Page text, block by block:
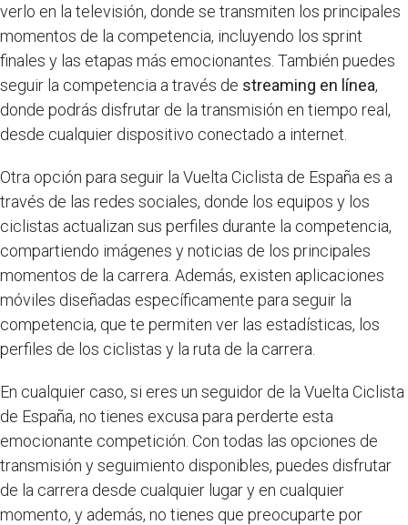
verlo en la televisión, donde se transmiten los principales
momentos de la competencia, incluyendo los sprint
finales y las etapas más emocionantes. También puedes
seguir la competencia a través de streaming en línea,
donde podrás disfrutar de la transmisión en tiempo real,
desde cualquier dispositivo conectado a internet.
Otra opción para seguir la Vuelta Ciclista de España es a
través de las redes sociales, donde los equipos y los
ciclistas actualizan sus perfiles durante la competencia,
compartiendo imágenes y noticias de los principales
momentos de la carrera. Además, existen aplicaciones
móviles diseñadas específicamente para seguir la
competencia, que te permiten ver las estadísticas, los
perfiles de los ciclistas y la ruta de la carrera.
En cualquier caso, si eres un seguidor de la Vuelta Ciclista
de España, no tienes excusa para perderte esta
emocionante competición. Con todas las opciones de
transmisión y seguimiento disponibles, puedes disfrutar
de la carrera desde cualquier lugar y en cualquier
momento, y además, no tienes que preocuparte por